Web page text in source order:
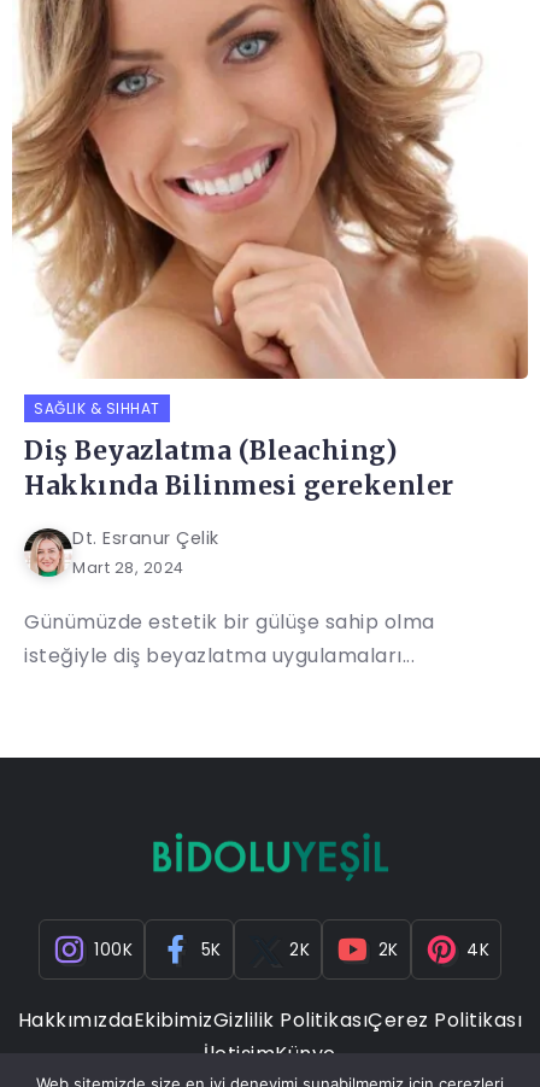
SAĞLIK & SIHHAT
Diş Beyazlatma (Bleaching)
Hakkında Bilinmesi gerekenler
Dt. Esranur Çelik
Mart 28, 2024
Günümüzde estetik bir gülüşe sahip olma
isteğiyle diş beyazlatma uygulamaları...
100K 5K 2K 2K 4K
HakkımızdaEkibimizGizlilik PolitikasıÇerez Politikası
İletişimKünye